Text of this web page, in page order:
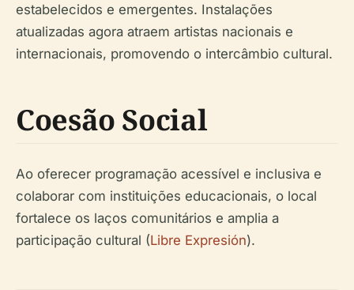
estabelecidos e emergentes. Instalações
atualizadas agora atraem artistas nacionais e
internacionais, promovendo o intercâmbio cultural.
Coesão Social
Ao oferecer programação acessível e inclusiva e
colaborar com instituições educacionais, o local
fortalece os laços comunitários e amplia a
participação cultural (Libre Expresión).